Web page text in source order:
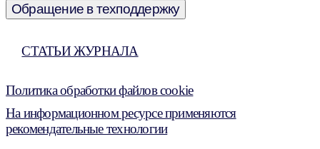
Обращение в техподдержку
СТАТЬИ ЖУРНАЛА
Политика обработки файлов cookie
На информационном ресурсе применяются
рекомендательные технологии